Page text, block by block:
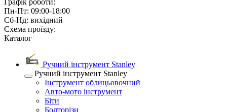
Графік роботи:
Пн-Пт: 09:00-18:00
Сб-Нд: вихідний
Схема проїзду:
Каталог
Ручний інструмент Stanley
Ручний інструмент Stanley
Інструмент облицьовочний
Авто-мото інструмент
Біти
Болторізи